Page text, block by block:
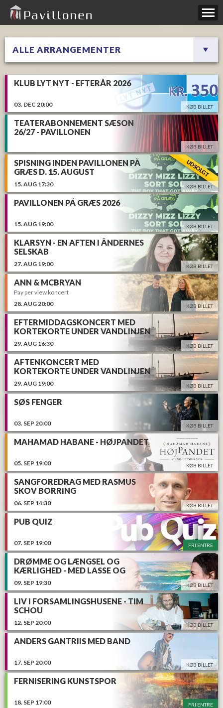
03. DEC 20:00
KLUB LYT NYT - EFTERÅR 2026
KØB BILLET
TEATERABONNEMENT SÆSON
26/27 - PAVILLONEN
KØB BILLET
15.AUG 17:30
SPISNING INDEN PAVILLONEN PÅ
GRÆS D. 15. AUGUST
KØB BILLET
15.AUG 19:00
PAVILLONEN PÅ GRÆS 2026
KØB BILLET
27.AUG 19:00
KLARSYN - EN AFTEN I ÅNDERNES
SELSKAB
KØB BILLET
28.AUG20:00
ANN & MCBRYAN
Pay per view koncert
KØB BILLET
29.AUG 16:30
EFTERMIDDAGSKONCERT MED
KORTEKORTE UNDER VANDLINJEN
KØB BILLET
29.AUG 19:00
AFTENKONCERT MED
KORTEKORTE UNDER VANDLINJEN
KØB BILLET
03. SEP 20:00
SØS FENGER
KØB BILLET
05. SEP 19:00
MAHAMAD HABANE - HØJPANDET
KØB BILLET
06. SEP 14:30
SANGFOREDRAG MED RASMUS
SKOV BORRING
KØB BILLET
07. SEP 19:00
PUB QUIZ
FRI ENTRE
09. SEP 19:30
DRØMME OG LÆNGSEL OG
KÆRLIGHED - MED LASSE OG
MATHILDE
KØB BILLET
12. SEP 20:00
LIV I FORSAMLINGSHUSENE - TIM
SCHOU
KØB BILLET
17. SEP 20:00
ANDERS GANTRIIS MED BAND
KØB BILLET
18. SEP 17:00
FERNISERING KUNSTSPOR
FRI ENTRE